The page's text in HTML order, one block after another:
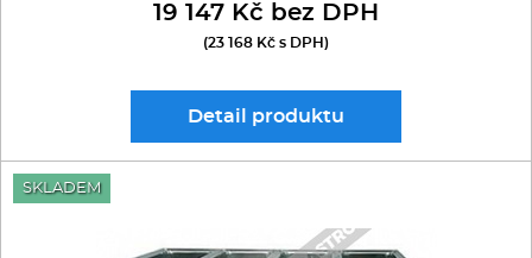
19 147 Kč bez DPH
(23 168 Kč s DPH)
Detail produktu
SKLADEM